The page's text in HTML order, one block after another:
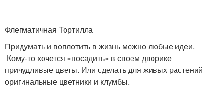
Флегматичная Тортилла
Придумать и воплотить в жизнь можно любые идеи.
Кому-то хочется «посадить» в своем дворике
причудливые цветы. Или сделать для живых растений
оригинальные цветники и клумбы.